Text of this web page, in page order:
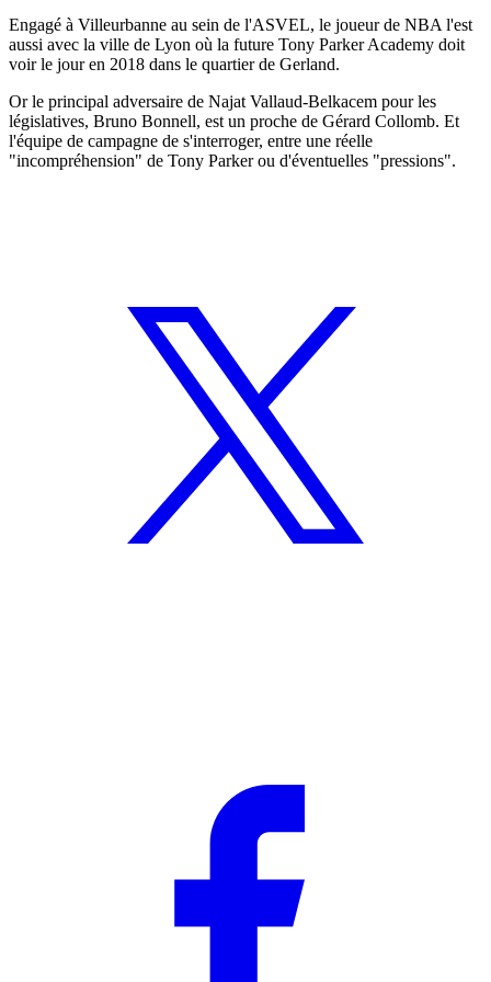
Engagé à Villeurbanne au sein de l'ASVEL, le joueur de NBA l'est
aussi avec la ville de Lyon où la future Tony Parker Academy doit
voir le jour en 2018 dans le quartier de Gerland.
Or le principal adversaire de Najat Vallaud-Belkacem pour les
législatives, Bruno Bonnell, est un proche de Gérard Collomb. Et
l'équipe de campagne de s'interroger, entre une réelle
"incompréhension" de Tony Parker ou d'éventuelles "pressions".